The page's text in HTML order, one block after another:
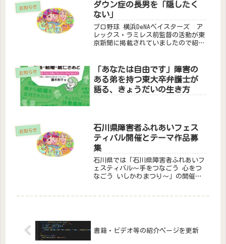
お知らせ
ダウン症の長男を「隠したく
ない」
プロ野球 横浜DeNAベイスターズ ア
レックス・ラミレス前監督の活動が東
京新聞に掲載されていましたので紹介
お知らせ
「あなたは自由です」障害の
ある弟を持つ東大卒弁護士が
語る、きょうだいの生き方
お知らせ
石川県障害者ふれあいフェス
ティバル開催とテーマ作品募
集
石川県では「石川県障害者ふれあいフ
ェスティバル～手をつなごう 心をつ
なごう いしかわまつり～」の開催に
書籍・ビデオ等の紹介ページを更新